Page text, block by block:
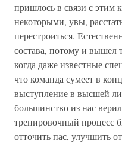
пришлось в связи с этим
некоторыми, увы,
перестроиться.
состава, потому и
когда даже известные
что команда сумеет в
выступление в высшей
большинство из нас
тренировочный процесс
отточить пас, улучшить